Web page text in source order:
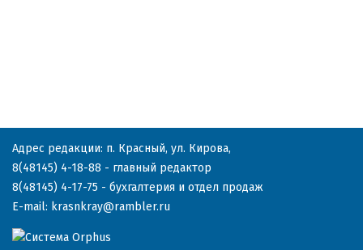
Адрес редакции: п. Красный, ул. Кирова,
8(48145) 4-18-88 - главный редактор
8(48145) 4-17-75 - бухгалтерия и отдел продаж
E-mail: krasnkray@rambler.ru